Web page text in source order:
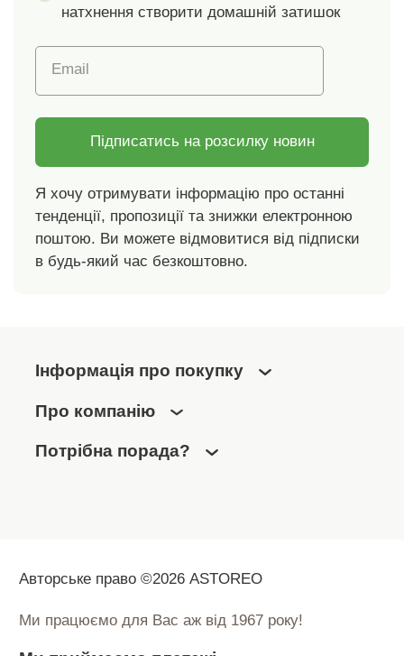
температур
натхнення створити домашній затишок
Email
Підписатись на розсилку новин
Я хочу отримувати інформацію про останні
тенденції, пропозиції та знижки електронною
поштою. Ви можете відмовитися від підписки
в будь-який час безкоштовно.
Інформація про покупку
Про компанію
Потрібна порада?
Авторське право ©2026 ASTOREO
Ми працюємо для Вас аж від 1967 року!